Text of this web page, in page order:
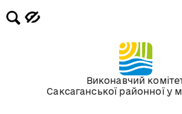
Виконавчий
Саксаганської районної у
ХХХ сесія V
травня 2010 року
ХХІХ сесія V
березня 2010 року